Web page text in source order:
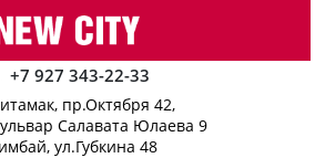
+7 927 343-22-33
пр.Октября 42,
Салавата Юлаева 9
ул.Губкина 48